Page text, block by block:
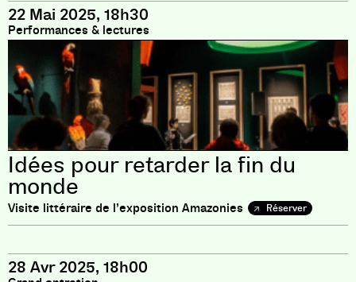
22 Mai 2025, 18h30
Performances & lectures
Idées pour retarder la fin du
monde
Visite littéraire de l’exposition Amazonies Réserver
28 Avr 2025, 18h00